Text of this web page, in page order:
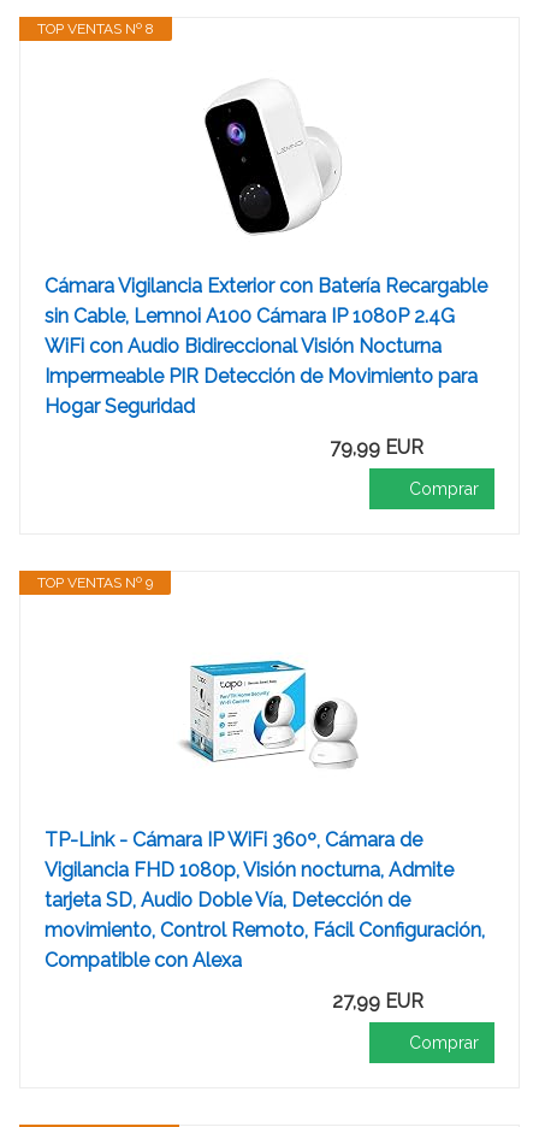
TOP VENTAS Nº 8
Cámara Vigilancia Exterior con Batería Recargable
sin Cable, Lemnoi A100 Cámara IP 1080P 2.4G
WiFi con Audio Bidireccional Visión Nocturna
Impermeable PIR Detección de Movimiento para
Hogar Seguridad
79,99 EUR
Comprar
TOP VENTAS Nº 9
TP-Link - Cámara IP WiFi 360º, Cámara de
Vigilancia FHD 1080p, Visión nocturna, Admite
tarjeta SD, Audio Doble Vía, Detección de
movimiento, Control Remoto, Fácil Configuración,
Compatible con Alexa
27,99 EUR
Comprar